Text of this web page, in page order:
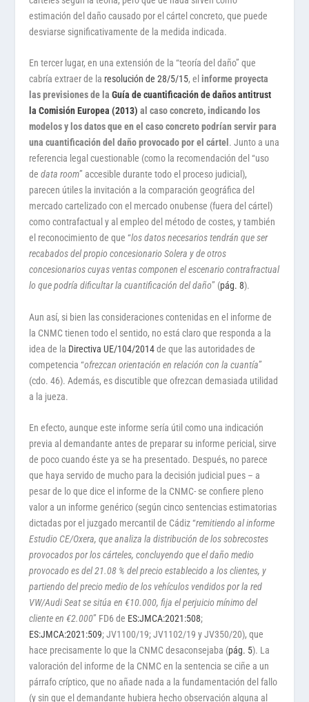
estimación del daño causado por el cártel concreto, que puede
desviarse significativamente de la medida indicada.
En tercer lugar, en una extensión de la “teoría del daño” que
cabría extraer de la resolución de 28/5/15, elinforme proyecta
las previsiones de laGuía de cuantificación de daños antitrust
la Comisión Europea (2013) al caso concreto, indicando los
modelos y los datos que en el caso concreto podrían servir para
una cuantificación del daño provocado por el cártel . Junto a una
referencia legal cuestionable (como la recomendación del “uso
dedata room” accesible durante todo el proceso judicial),
parecen útiles la invitación a la comparación geográfica del
mercado cartelizado con el mercado onubense (fuera del cártel)
como contrafactual y al empleo del método de costes, y también
el reconocimiento de que “los datos necesarios tendrán que ser
recabados del propio concesionario Solera y de otros
concesionarios cuyas ventas componen el escenario contrafractual
lo que podría dificultar la cuantificación del daño” (pág. 8).
Aun así, si bien las consideraciones contenidas en el informe de
la CNMC tienen todo el sentido, no está claro que responda a la
idea de la Directiva UE/104/2014de que las autoridades de
competencia “ofrezcan orientación en relación con la cuantía”
(cdo. 46). Además, es discutible que ofrezcan demasiada utilidad
a la jueza.
En efecto, aunque este informe sería útil como una indicación
previa al demandante antes de preparar su informe pericial, sirve
de poco cuando éste ya se ha presentado. Después, no parece
que haya servido de mucho para la decisión judicial pues – a
pesar de lo que dice el informe de la CNMC- se confiere pleno
valor a un informe genérico (según cinco sentencias estimatorias
dictadas por el juzgado mercantil de Cádiz “remitiendo al informe
Estudio CE/Oxera, que analiza la distribución de los sobrecostes
provocados por los cárteles, concluyendo que el daño medio
provocado es del 21.08 % del precio establecido a los clientes, y
partiendo del precio medio de los vehículos vendidos por la red
VW/Audi Seat se sitúa en €10.000, fija el perjuicio mínimo del
cliente en €2.000” FD6 de ES:JMCA:2021:508;
ES:JMCA:2021:509; JV1100/19; JV1102/19 y JV350/20), que
hace precisamente lo que la CNMC desaconsejaba (pág. 5). La
valoración del informe de la CNMC en la sentencia se ciñe a un
párrafo críptico, que no añade nada a la fundamentación del fallo
(y sin que el demandante hubiera hecho observación alguna al